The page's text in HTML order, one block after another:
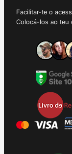
Facilitar-te o
Colocá-los ao teu